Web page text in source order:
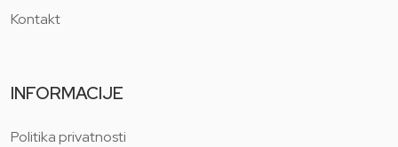
Kontakt
INFORMACIJE
Politika privatnosti